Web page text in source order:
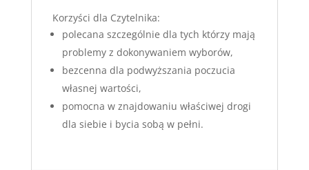
Korzyści dla Czytelnika:
polecana szczególnie dla tych którzy mają
problemy z dokonywaniem wyborów,
bezcenna dla podwyższania poczucia
własnej wartości,
pomocna w znajdowaniu właściwej drogi
dla siebie i bycia sobą w pełni.